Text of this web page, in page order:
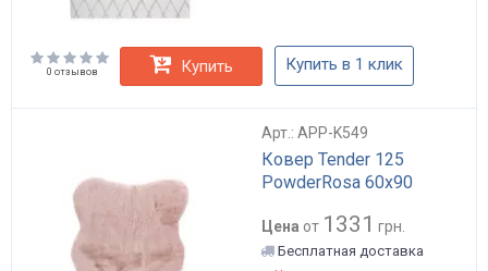
0 отзывов Купить Купить в 1 клик
Арт.: APP-K549
Ковер Tender 125
PowderRosa 60x90
Цена от 1331 грн.
Бесплатная доставка